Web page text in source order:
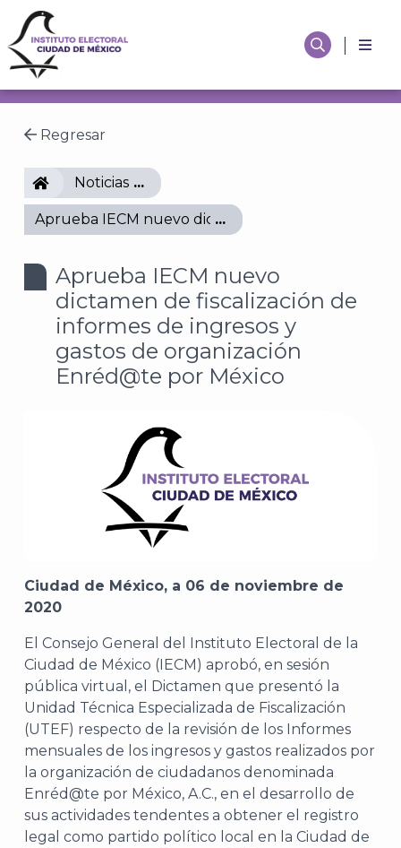
Regresar
IECMNoticias
Aprueba IECM nuevo dictamen de fiscalización
Aprueba IECM nuevo
dictamen de fiscalización de
informes de ingresos y
gastos de organización
Enréd@te por México
Ciudad de México, a 06 de noviembre de
2020
El Consejo General del Instituto Electoral de la
Ciudad de México (IECM) aprobó, en sesión
pública virtual, el Dictamen que presentó la
Unidad Técnica Especializada de Fiscalización
(UTEF) respecto de la revisión de los Informes
mensuales de los ingresos y gastos realizados por
la organización de ciudadanos denominada
Enréd@te por México, A.C., en el desarrollo de
sus actividades tendentes a obtener el registro
legal como partido político local en la Ciudad de